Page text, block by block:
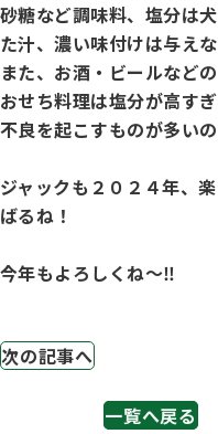
Obtaining the JKC
ジュニアハンドラー
過去の大会結果
愛犬とのふれあいの俳句
砂糖など調味料、塩分は
た汁、濃い味付けは与え
また、お酒・ビールなど
おせち料理は塩分が高す
不良を起こすものが多い
ジャックも２０２４年、
ばるね！
今年もよろしくね～‼
次の記事へ
一覧へ戻る